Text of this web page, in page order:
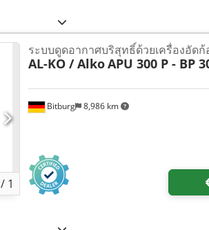
/ 1
Bitburg 8,986 km
ระบบดูดอากาศบริสุทธิ์ด้วยเครื่องอัด
AL-KO / AlkoAPU 300 P - BP